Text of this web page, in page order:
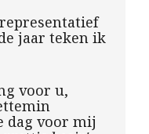
jaar teken ik
voor u,
dag voor mij